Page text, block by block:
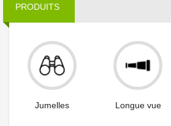
PRODUITS
Jumelles Longue vue